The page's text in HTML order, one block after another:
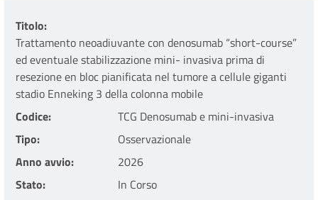
Titolo
Trattamento neoadiuvante con denosumab “short-course”
ed eventuale stabilizzazione mini- invasiva prima di
resezione en bloc pianificata nel tumore a cellule giganti
stadio Enneking 3 della colonna mobile
Codice
TCG Denosumab e mini-invasiva
Tipo
Osservazionale
Anno avvio
2026
Stato
In Corso